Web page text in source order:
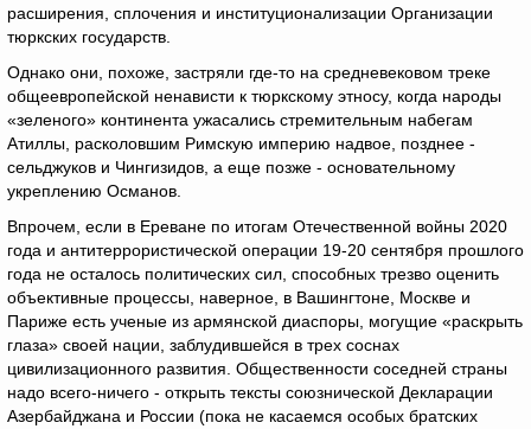
расширения, сплочения и институционализации Организации
тюркских государств.
Однако они, похоже, застряли где-то на средневековом треке
общеевропейской ненависти к тюркскому этносу, когда народы
«зеленого» континента ужасались стремительным набегам
Атиллы, расколовшим Римскую империю надвое, позднее -
сельджуков и Чингизидов, а еще позже - основательному
укреплению Османов.
Впрочем, если в Ереване по итогам Отечественной войны 2020
года и антитеррористической операции 19-20 сентября прошлого
года не осталось политических сил, способных трезво оценить
объективные процессы, наверное, в Вашингтоне, Москве и
Париже есть ученые из армянской диаспоры, могущие «раскрыть
глаза» своей нации, заблудившейся в трех соснах
цивилизационного развития. Общественности соседней страны
надо всего-ничего - открыть тексты союзнической Декларации
Азербайджана и России (пока не касаемся особых братских